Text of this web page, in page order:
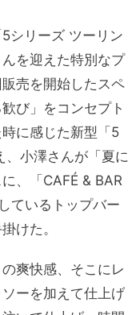
シリーズ ツーリン
を迎えた特別なプ
売を開始したスペ
び」をコンセプト
に感じた新型「5
、小澤さんが「夏に
、「CAFÉ & BAR
ているトップバー
けた。
爽快感、そこにレ
ーを加えて仕上げ